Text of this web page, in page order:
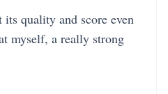
quality and score even
myself, a really strong